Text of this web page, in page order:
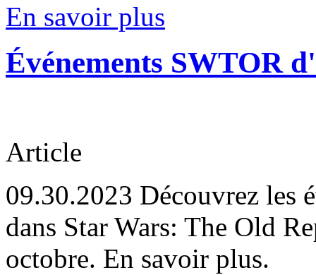
En savoir plus
Événements SWTOR
Article
09.30.2023 Découvrez les
dans Star Wars: The Old
octobre. En savoir plus.